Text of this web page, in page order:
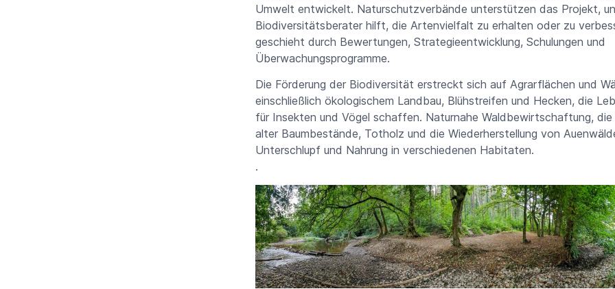
Umwelt entwickelt. Naturschutzverbände unterstützen das Projekt,
Biodiversitätsberater hilft, die Artenvielfalt zu erhalten oder zu
geschieht durch Bewertungen, Strategieentwicklung, Schulungen und
Überwachungsprogramme.
Die Förderung der Biodiversität erstreckt sich auf Agrarflächen und
einschließlich ökologischem Landbau, Blühstreifen und Hecken, die
für Insekten und Vögel schaffen. Naturnahe Waldbewirtschaftung, die
alter Baumbestände, Totholz und die Wiederherstellung von
Unterschlupf und Nahrung in verschiedenen Habitaten.
.